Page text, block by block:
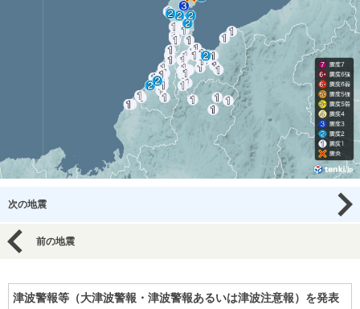
次の地震
前の地震
津波警報等（大津波警報・津波警報あるいは津波注意報）を発表